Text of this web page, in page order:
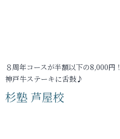
８周年コースが半額以下の8,000円！
神戸牛ステーキに舌鼓♪
杉塾 芦屋校